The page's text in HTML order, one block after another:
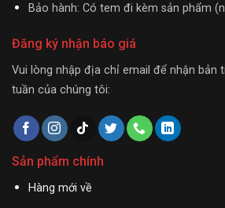
Bảo hành: Có tem đi kèm sản phẩm
Đăng ký nhận báo giá
Vui lòng nhập địa chỉ email để nhận bản
tuần của chúng tôi:
Sản phẩm chính
Hàng mới về